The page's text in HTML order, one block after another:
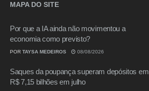
MAPA DO SITE
Por que a IA ainda não movimentou a
economia como previsto?
POR TAYSA MEDEIROS 08/08/2026
Saques da poupança superam depósitos em
R$ 7,15 bilhões em julho